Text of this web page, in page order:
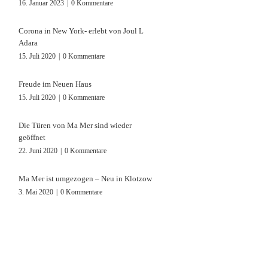
16. Januar 2023 0 Kommentare
Corona in New York- erlebt von Joul L
Adara
15. Juli 2020 | 0 Kommentare
Freude im Neuen Haus
15. Juli 2020 | 0 Kommentare
Die Türen von Ma Mer sind wieder
geöffnet
22. Juni 2020 | 0 Kommentare
Ma Mer ist umgezogen – Neu in Klotzow
3. Mai 2020 | 0 Kommentare